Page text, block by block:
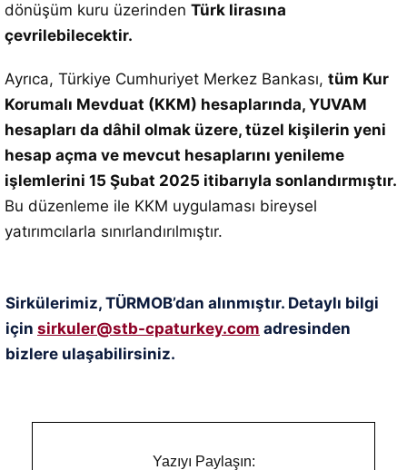
dönüşüm kuru üzerinden Türk lirasına
çevrilebilecektir.
Ayrıca, Türkiye Cumhuriyet Merkez Bankası, tüm Kur
Korumalı Mevduat (KKM) hesaplarında, YUVAM
hesapları da dâhil olmak üzere, tüzel kişilerin yeni
hesap açma ve mevcut hesaplarını yenileme
işlemlerini 15 Şubat 2025 itibarıyla sonlandırmıştır.
Bu düzenleme ile KKM uygulaması bireysel
yatırımcılarla sınırlandırılmıştır.
Sirkülerimiz, TÜRMOB’dan alınmıştır. Detaylı bilgi
için sirkuler@stb-cpaturkey.com adresinden
bizlere ulaşabilirsiniz.
Yazıyı Paylaşın: